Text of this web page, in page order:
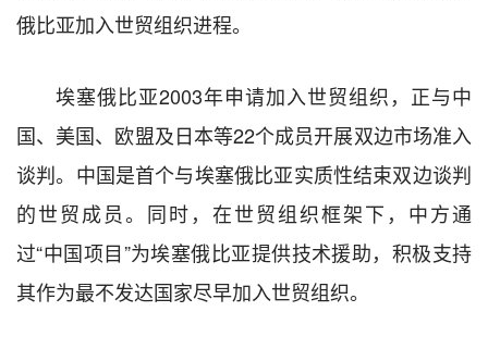
俄比亚加入世贸组织进程。
埃塞俄比亚2003年申请加入世贸组织，正与中
国、美国、欧盟及日本等22个成员开展双边市场准入
谈判。中国是首个与埃塞俄比亚实质性结束双边谈判
的世贸成员。同时，在世贸组织框架下，中方通
过“中国项目”为埃塞俄比亚提供技术援助，积极支持
其作为最不发达国家尽早加入世贸组织。